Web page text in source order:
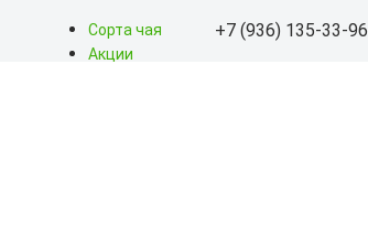
Сорта чая
Акции
+7 (936) 135-33-96